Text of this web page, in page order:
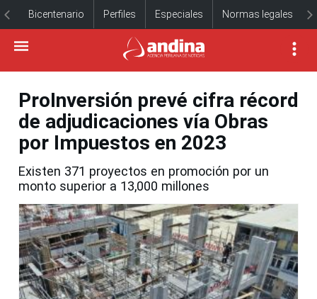
Bicentenario Perfiles Especiales Normas legales
ProInversión prevé cifra récord
de adjudicaciones vía Obras
por Impuestos en 2023
Existen 371 proyectos en promoción por un
monto superior a 13,000 millones